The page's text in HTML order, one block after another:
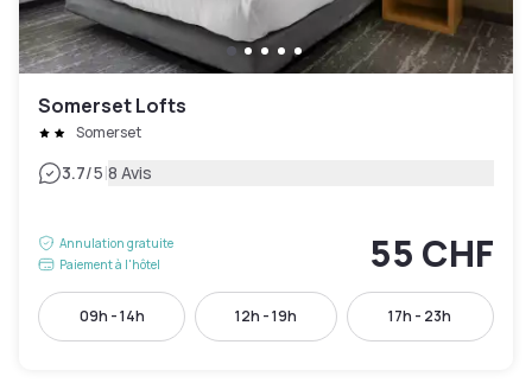
Somerset Lofts
Somerset
3.7/5|8 Avis
Annulation gratuite
Paiement à l'hôtel
55 CHF
09h - 14h 12h - 19h 17h - 23h